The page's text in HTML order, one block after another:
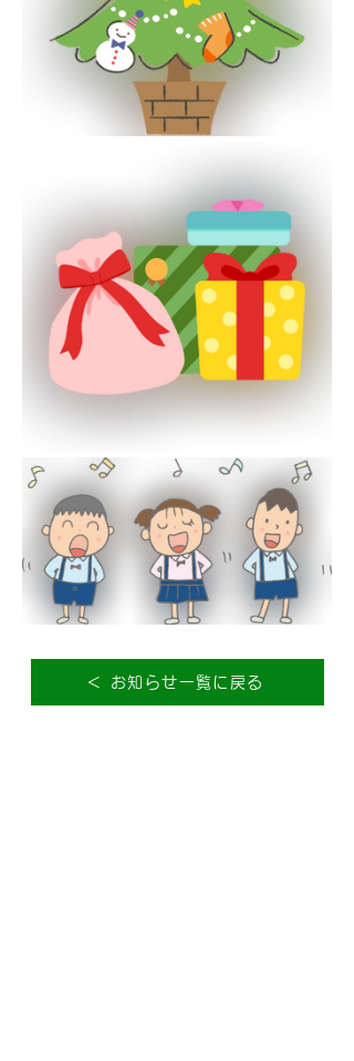
＜ お知らせ一覧に戻る